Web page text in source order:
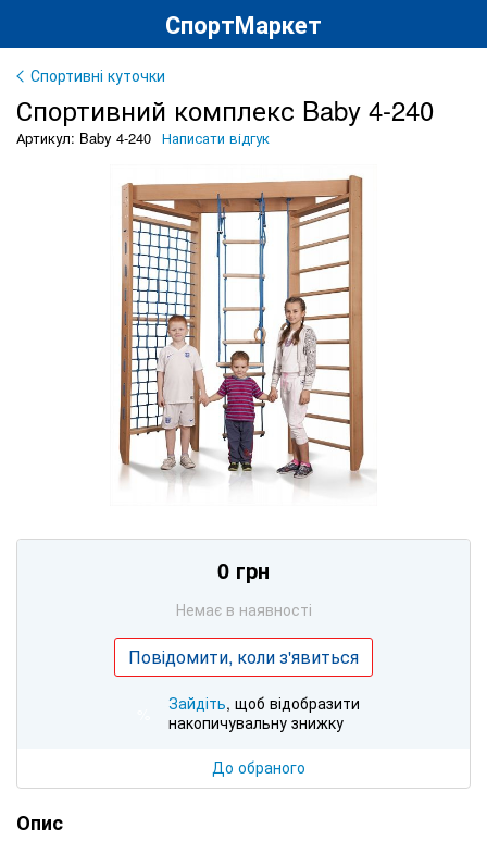
СпортМаркет
Спортивні куточки
Спортивний комплекс Baby 4-240
Артикул: Baby 4-240 Написати відгук
0 грн
Немає в наявності
Повідомити, коли з'явиться
Зайдіть, щоб відобразити
накопичувальну знижку
До обраного
Опис